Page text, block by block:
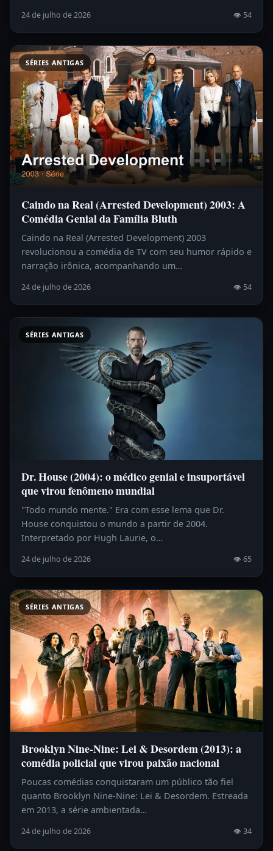
24 de julho de 2026 👁 54
SÉRIES ANTIGAS
Caindo na Real (Arrested Development) 2003: A
Comédia Genial da Família Bluth
Caindo na Real (Arrested Development) 2003
revolucionou a comédia de TV com seu humor rápido e
narração irônica, acompanhando um…
24 de julho de 2026 👁 54
SÉRIES ANTIGAS
Dr. House (2004): o médico genial e insuportável
que virou fenômeno mundial
"Todo mundo mente." Era com esse lema que Dr.
House conquistou o mundo a partir de 2004.
Interpretado por Hugh Laurie, o…
24 de julho de 2026 👁 65
SÉRIES ANTIGAS
Brooklyn Nine-Nine: Lei & Desordem (2013): a
comédia policial que virou paixão nacional
Poucas comédias conquistaram um público tão fiel
quanto Brooklyn Nine-Nine: Lei & Desordem. Estreada
em 2013, a série ambientada…
24 de julho de 2026 👁 34